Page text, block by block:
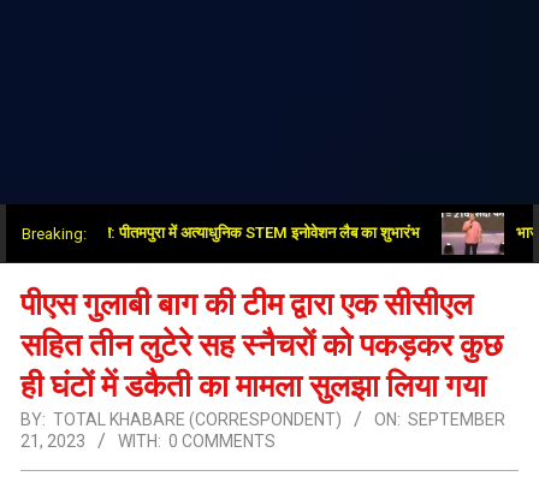
Breaking:
नई क्रांति: पीतमपुरा में अत्याधुनिक STEM इनोवेशन लैब का शुभारंभ भाजपा-
पीएस गुलाबी बाग की टीम द्वारा एक सीसीएल
सहित तीन लुटेरे सह स्नैचरों को पकड़कर कुछ
ही घंटों में डकैती का मामला सुलझा लिया गया
BY: TOTAL KHABARE (CORRESPONDENT) ON: SEPTEMBER
21, 2023
WITH: 0 COMMENTS